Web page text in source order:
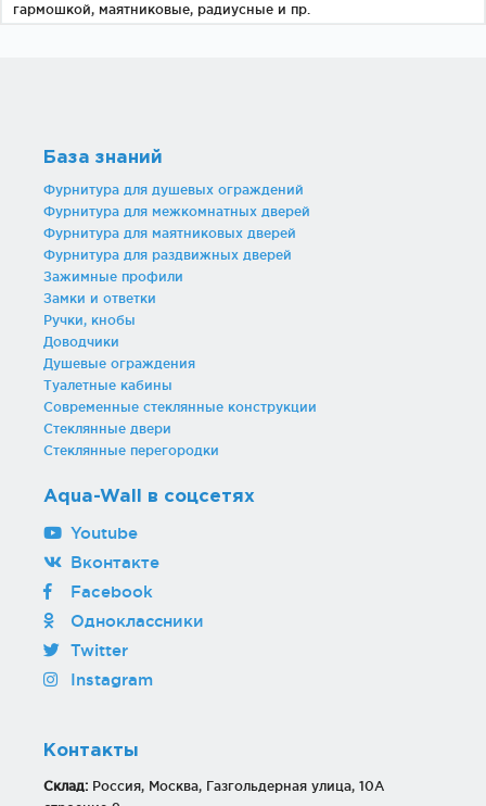
гармошкой, маятниковые, радиусные и пр.
База знаний
Фурнитура для душевых ограждений
Фурнитура для межкомнатных дверей
Фурнитура для маятниковых дверей
Фурнитура для раздвижных дверей
Зажимные профили
Замки и ответки
Ручки, кнобы
Доводчики
Душевые ограждения
Туалетные кабины
Современные стеклянные конструкции
Стеклянные двери
Стеклянные перегородки
Aqua-Wall в соцсетях
Youtube
Вконтакте
Facebook
Одноклассники
Twitter
Instagram
Контакты
Склад: Россия, Москва, Газгольдерная улица, 10А